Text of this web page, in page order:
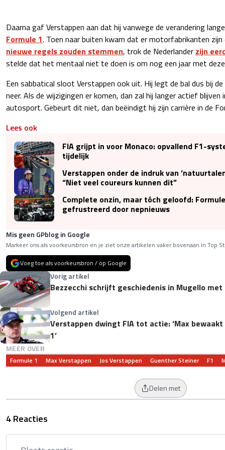
Daarna gaf Verstappen aan dat hij vanwege de verandering
Formule 1. Toen naar buiten kwam dat er motorfabrikanten
nieuwe regels zouden stemmen, trok de Nederlander zijn
stelde dat het mentaal niet te doen is om nog een jaar met
Een sabbatical sloot Verstappen ook uit. Hij legt de bal dus bij
neer. Als de wijzigingen er komen, dan zal hij langer actief blijven
autosport. Gebeurt dit niet, dan beëindigt hij zijn carrière in de
Lees ook
FIA grijpt in voor Monaco: opvallend F1-
tijdelijk
Verstappen onder de indruk van
“Niet veel coureurs kunnen dit”
Complete onzin, maar tóch geloofd:
gefrustreerd door nepnieuws
Mis geen GPblog in Google
Markeer ons als voorkeursbron en je ziet onze artikelen vaker bovenaan in Top
Voeg toe als voorkeursbron / op Google
Vorig artikel
Bezzecchi schrijft geschiedenis in Mugello
Volgend artikel
Verstappen dwingt FIA tot actie: ‘Max
1’
MEER OVER
Formule 1 Max Verstappen Jos Verstappen Guenther Steiner F1
Delen met
4 Reacties